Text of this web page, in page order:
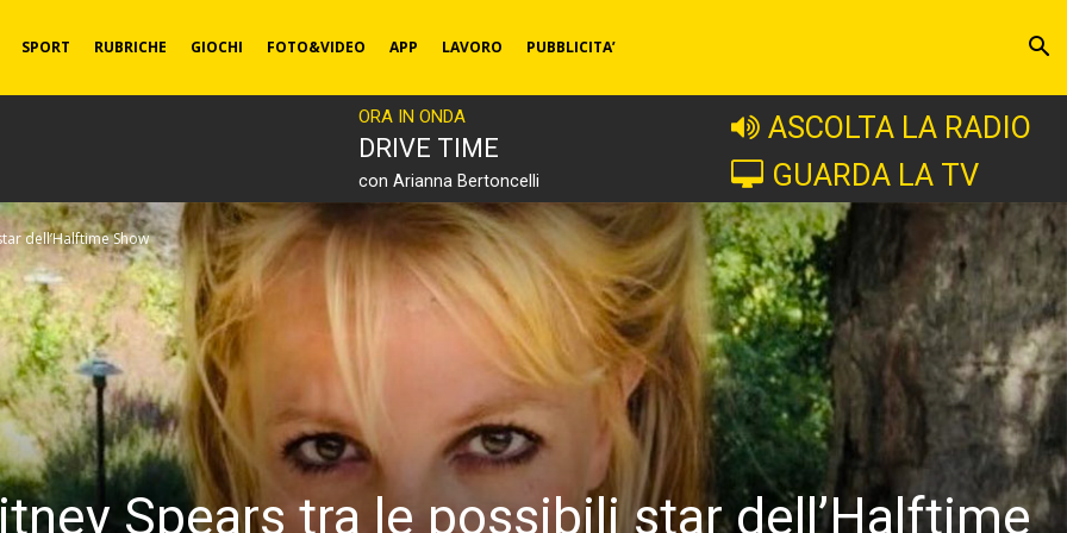
SPORT RUBRICHE GIOCHI FOTO&VIDEO APP LAVORO PUBBLICITA’
ORA IN ONDA
DRIVE TIME
con Arianna Bertoncelli
ASCOLTA LA RADIO
GUARDA LA TV
dell’Halftime Show
Spears tra le possibili star dell’Halftime